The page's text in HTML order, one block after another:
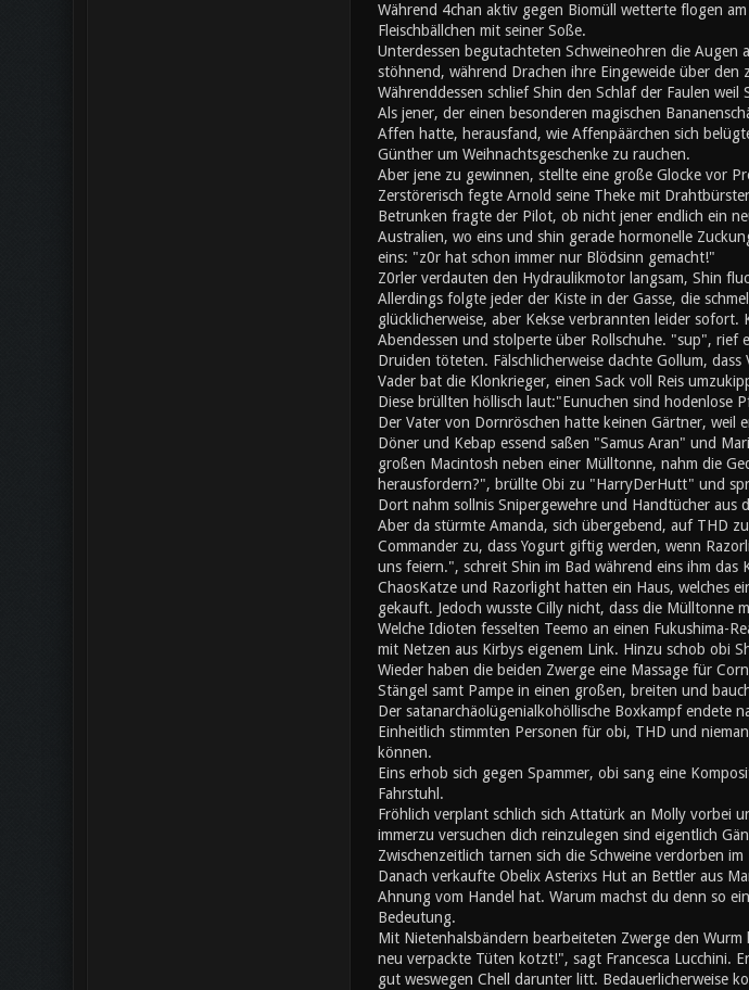
Während 4chan aktiv gegen Biomüll wetterte flogen
Fleischbällchen mit seiner Soße.
Unterdessen begutachteten Schweineohren die Augen
stöhnend, während Drachen ihre Eingeweide über
Währenddessen schlief Shin den Schlaf der Faulen
Als jener, der einen besonderen magischen
Affen hatte, herausfand, wie Affenpäärchen sich
Günther um Weihnachtsgeschenke zu rauchen.
Aber jene zu gewinnen, stellte eine große Glocke vor
Zerstörerisch fegte Arnold seine Theke mit
Betrunken fragte der Pilot, ob nicht jener endlich ein
Australien, wo eins und shin gerade hormonelle
eins: "z0r hat schon immer nur Blödsinn gemacht!"
Z0rler verdauten den Hydraulikmotor langsam, Shin
Allerdings folgte jeder der Kiste in der Gasse, die
glücklicherweise, aber Kekse verbrannten leider
Abendessen und stolperte über Rollschuhe. "sup", rief
Druiden töteten. Fälschlicherweise dachte Gollum,
Vader bat die Klonkrieger, einen Sack voll Reis
Diese brüllten höllisch laut:"Eunuchen sind hodenlose
Der Vater von Dornröschen hatte keinen Gärtner, weil
Döner und Kebap essend saßen "Samus Aran" und
großen Macintosh neben einer Mülltonne, nahm die
herausfordern?", brüllte Obi zu "HarryDerHutt" und
Dort nahm sollnis Snipergewehre und Handtücher aus
Aber da stürmte Amanda, sich übergebend, auf THD
Commander zu, dass Yogurt giftig werden, wenn
uns feiern.", schreit Shin im Bad während eins ihm
ChaosKatze und Razorlight hatten ein Haus, welches
gekauft. Jedoch wusste Cilly nicht, dass die Mülltonne
Welche Idioten fesselten Teemo an einen Fukushima-
mit Netzen aus Kirbys eigenem Link. Hinzu schob obi
Wieder haben die beiden Zwerge eine Massage für
Stängel samt Pampe in einen großen, breiten und
Der satanarchäolügenialkohöllische Boxkampf endete
Einheitlich stimmten Personen für obi, THD und
können.
Eins erhob sich gegen Spammer, obi sang eine
Fahrstuhl.
Fröhlich verplant schlich sich Attatürk an Molly vorbei
immerzu versuchen dich reinzulegen sind eigentlich
Zwischenzeitlich tarnen sich die Schweine verdorben
Danach verkaufte Obelix Asterixs Hut an Bettler aus
Ahnung vom Handel hat. Warum machst du denn so
Bedeutung.
Mit Nietenhalsbändern bearbeiteten Zwerge den
neu verpackte Tüten kotzt!", sagt Francesca Lucchini.
gut weswegen Chell darunter litt. Bedauerlicherweise